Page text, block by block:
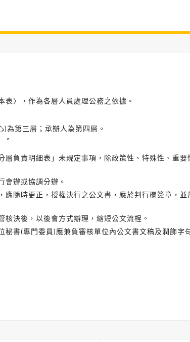
〉，作為各層人員處理公務之依據。
為第三層；承辦人為第四層。
。
負責明細表」未規定事項，除政策性、特殊性、重要
會辦或協調分辦。
隨時更正，授權決行之公文書，應於判行欄簽章，並
決後，以後會方式辦理，縮短公文流桯。
書(專門委員)應兼負審核單位內公文書文稿及潤飾字